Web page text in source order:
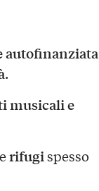
autofinanziata
.
musicali e
erifugispesso